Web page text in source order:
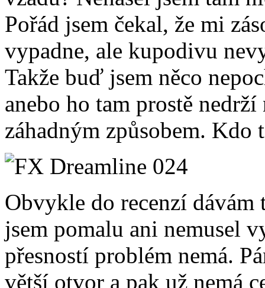
Pořád jsem čekal, že mi
vypadne, ale kupodivu
Takže buď jsem něco
anebo ho tam prostě
záhadným způsobem.
Obvykle do recenzí dávám
jsem pomalu ani nemusel
přesností problém nemá.
větší otvor a pak už nemá